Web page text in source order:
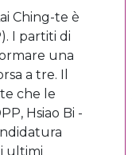
Ching-te è
I partiti di
una
a tre. Il
che le
Hsiao Bi -
ultimi